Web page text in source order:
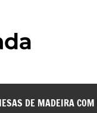
DE MADEIRA